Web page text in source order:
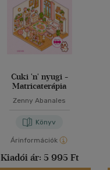
Cuki 'n' nyugi -
Matricaterápia
Zenny Abanales
Könyv
Árinformációk
Kiadói ár: 5 995 Ft